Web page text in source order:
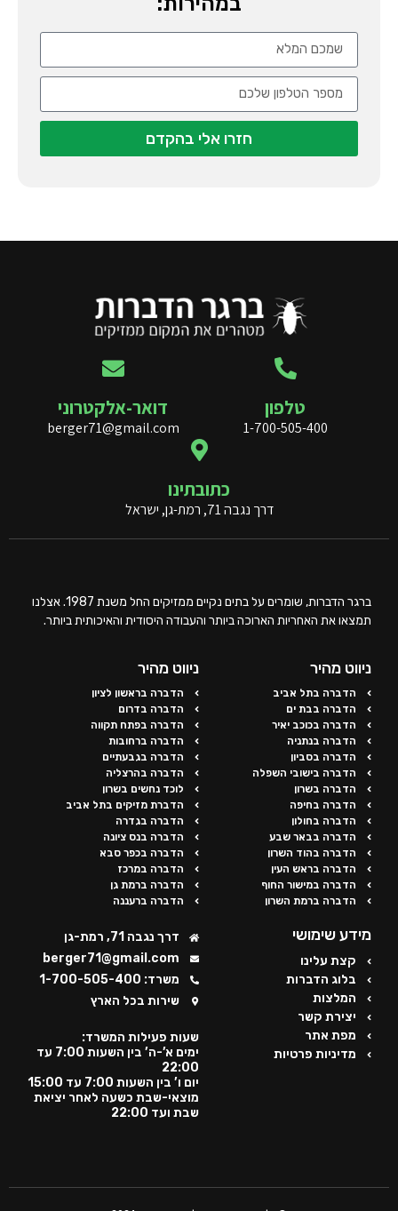
חזרו אלי בהקדם
טלפון
1-700-505-400
דואר-אלקטרוני
berger71@gmail.com
כתובתינו
דרך נגבה 71, רמת-גן, ישראל
ברגר הדברות, שומרים על בתים נקיים ממזיקים החל משנת 1987. אצלנו
תמצאו את האחריות הארוכה ביותר והעבודה היסודית והאיכותית ביותר.
ניווט מהיר
הדברה בתל אביב
הדברה בבת ים
הדברה בכוכב יאיר
הדברה בנתניה
הדברה בסביון
הדברה בישובי השפלה
הדברה בשרון
הדברה בחיפה
הדברה בחולון
הדברה בבאר שבע
הדברה בהוד השרון
הדברה בראש העין
הדברה במישור החוף
הדברה ברמת השרון
ניווט מהיר
הדברה בראשון לציון
הדברה בדרום
הדברה בפתח תקווה
הדברה ברחובות
הדברה בגבעתיים
הדברה בהרצליה
לוכד נחשים בשרון
הדברת מזיקים בתל אביב
הדברה בגדרה
הדברה בנס ציונה
הדברה בכפר סבא
הדברה במרכז
הדברה ברמת גן
הדברה ברעננה
מידע שימושי
קצת עלינו
בלוג הדברות
המלצות
יצירת קשר
מפת אתר
מדיניות פרטיות
דרך נגבה 71, רמת-גן
berger71@gmail.com
משרד: 1-700-505-400
שירות בכל הארץ
שעות פעילות המשרד:
ימים א’-ה’ בין השעות 7:00 עד
22:00
יום ו’ בין השעות 7:00 עד 15:00
מוצאי-שבת כשעה לאחר יציאת
שבת ועד 22:00